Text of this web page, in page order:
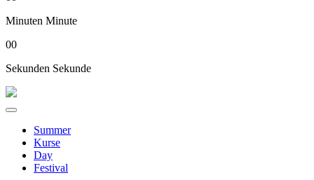
Minuten Minute
00
Sekunden Sekunde
Summer
Kurse
Day
Festival